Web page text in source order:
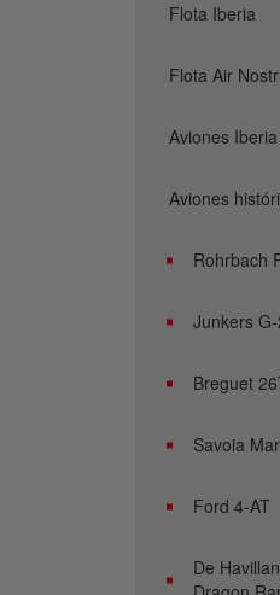
Flota Iberia
Flota Air
Aviones
Aviones
Rohrbach
Junkers
Breguet
Savoia
Ford 4-AT
De